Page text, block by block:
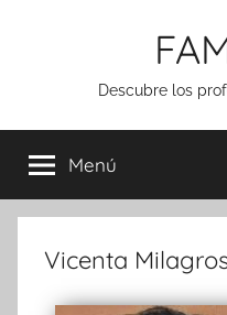
Descubre los
Menú
Vicenta